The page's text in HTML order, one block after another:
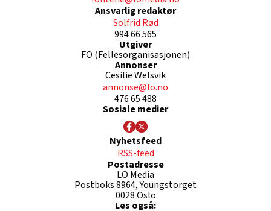
Ansvarlig redaktør
Solfrid Rød
994 66 565
Utgiver
FO (Fellesorganisasjonen)
Annonser
Cesilie Welsvik
annonse@fo.no
476 65 488
Sosiale medier
Nyhetsfeed
RSS-feed
Postadresse
LO Media
Postboks 8964, Youngstorget
0028 Oslo
Les også: